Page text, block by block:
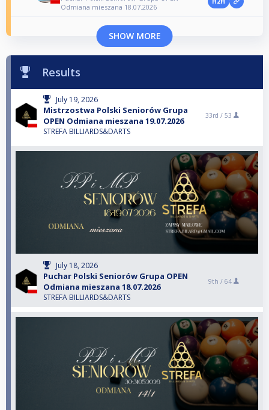
Odmiana mieszana 18.07.2026
SHOW MORE
Results
July 19, 2026
Mistrzostwa Polski Seniorów Grupa
OPEN Odmiana mieszana 19.07.2026
STREFA BILLIARDS&DARTS
33rd / 53
July 18, 2026
Puchar Polski Seniorów Grupa OPEN
Odmiana mieszana 18.07.2026
STREFA BILLIARDS&DARTS
9th / 64